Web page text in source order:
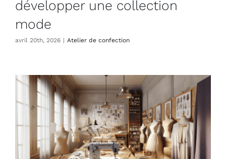
développer une collection
mode
avril 20th, 2026 | Atelier de confection